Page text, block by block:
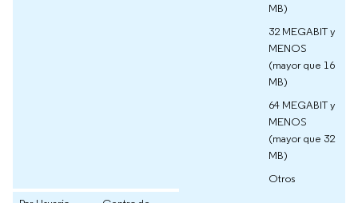
MB)
32 MEGABIT y
MENOS
(mayor que 16
MB)
64 MEGABIT y
MENOS
(mayor que 32
MB)
Otros